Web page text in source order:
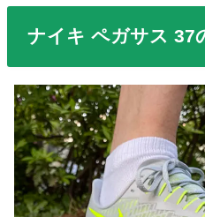
ナイキ ペガサス 37